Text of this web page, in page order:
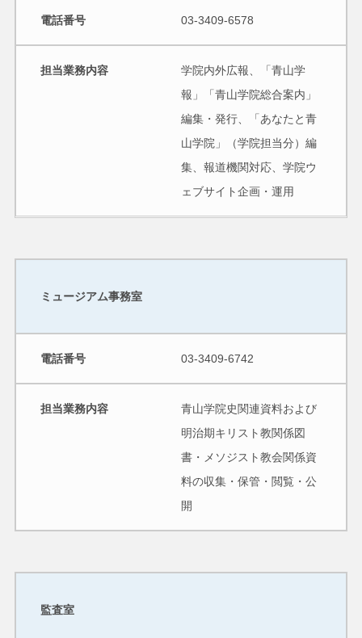
電話番号 03-3409-6578
担当業務内容
学院内外広報、「青山学
報」「青山学院総合案内」
編集・発行、「あなたと青
山学院」（学院担当分）編
集、報道機関対応、学院ウ
ェブサイト企画・運用
ミュージアム事務室
電話番号 03-3409-6742
担当業務内容
青山学院史関連資料および
明治期キリスト教関係図
書・メソジスト教会関係資
料の収集・保管・閲覧・公
開
監査室